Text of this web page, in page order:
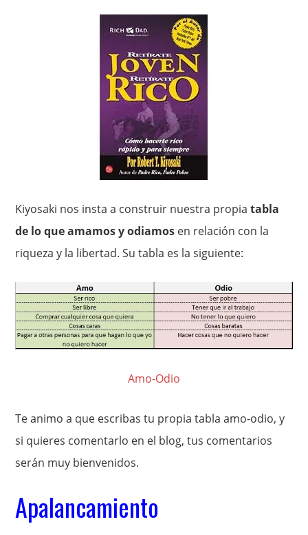
Kiyosaki nos insta a construir nuestra propiatabla
de lo que amamos y odiamos en relación con la
riqueza y la libertad. Su tabla es la siguiente:
Amo-Odio
Te animo a que escribas tu propia tabla amo-odio, y
si quieres comentarlo en el blog, tus comentarios
serán muy bienvenidos.
Apalancamiento